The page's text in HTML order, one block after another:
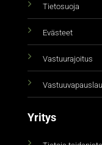
Tietosuoja
Evästeet
Vastuurajoitus
Yritys